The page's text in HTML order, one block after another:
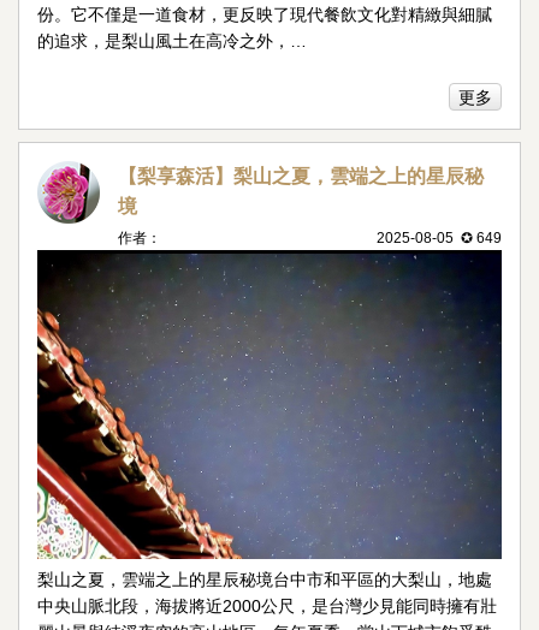
份。它不僅是一道食材，更反映了現代餐飲文化對精緻與細膩
的追求，是梨山風土在高冷之外，…
更多
【梨享森活】梨山之夏，雲端之上的星辰秘
境
2025-08-05 ✪ 649
作者：
梨山之夏，雲端之上的星辰秘境台中市和平區的大梨山，地處
中央山脈北段，海拔將近2000公尺，是台灣少見能同時擁有壯